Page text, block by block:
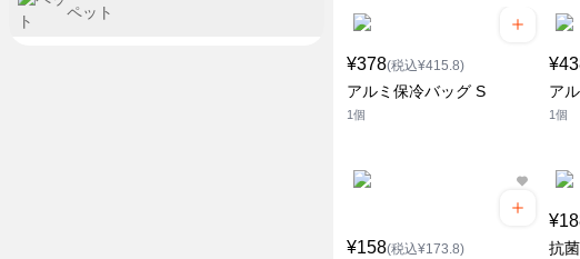
¥378(税込¥415.8)
アルミ保冷バッグ S
1個
ア
1個
¥158(税込¥173.8) 抗
ペット